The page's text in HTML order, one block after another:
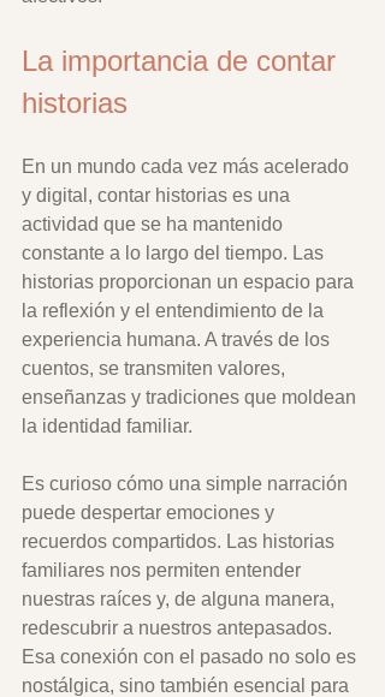
La importancia de contar
historias
En un mundo cada vez más acelerado
y digital, contar historias es una
actividad que se ha mantenido
constante a lo largo del tiempo. Las
historias proporcionan un espacio para
la reflexión y el entendimiento de la
experiencia humana. A través de los
cuentos, se transmiten valores,
enseñanzas y tradiciones que moldean
la identidad familiar.
Es curioso cómo una simple narración
puede despertar emociones y
recuerdos compartidos. Las historias
familiares nos permiten entender
nuestras raíces y, de alguna manera,
redescubrir a nuestros antepasados.
Esa conexión con el pasado no solo es
nostálgica, sino también esencial para